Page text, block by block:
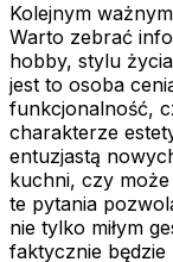
Kolejnym
Warto zebrać
hobby, stylu
jest to osoba
funkcjonalność,
charakterze
entuzjastą
kuchni, czy
te pytania
nie tylko miłym
faktycznie będzie